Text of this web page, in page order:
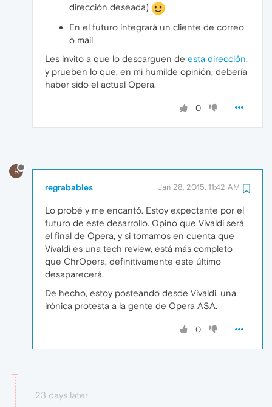
dirección deseada)
En el futuro integrará un cliente de correo
o mail
Les invito a que lo descarguen de esta dirección,
y prueben lo que, en mi humilde opinión, debería
haber sido el actual Opera.
0
R
regrabables Jan 28, 2015, 11:42 AM
Lo probé y me encantó. Estoy expectante por el
futuro de este desarrollo. Opino que Vivaldi será
el final de Opera, y si tomamos en cuenta que
Vivaldi es una tech review, está más completo
que ChrOpera, definitivamente este último
desaparecerá.
De hecho, estoy posteando desde Vivaldi, una
irónica protesta a la gente de Opera ASA.
0
23 days later